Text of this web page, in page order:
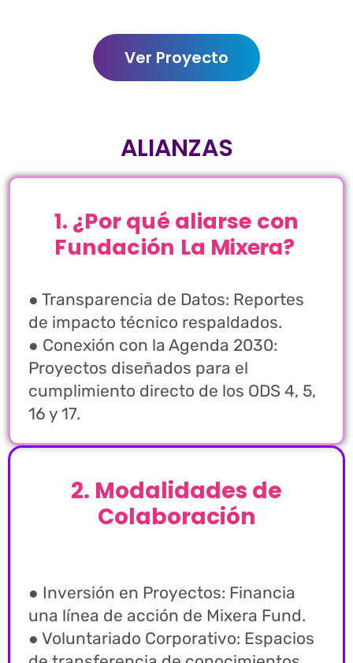
Ver Proyecto
ALIANZAS
1. ¿Porqué aliarse con
Fundación La Mixera?
● Transparencia de Datos: Reportes
de impacto técnico respaldados.
● Conexión con la Agenda 2030:
Proyectos diseñados para el
cumplimiento directo de los ODS 4, 5,
16 y 17.
2. Modalidades de
Colaboración
● Inversión en Proyectos: Financia
una línea de acción de Mixera Fund.
● Voluntariado Corporativo: Espacios